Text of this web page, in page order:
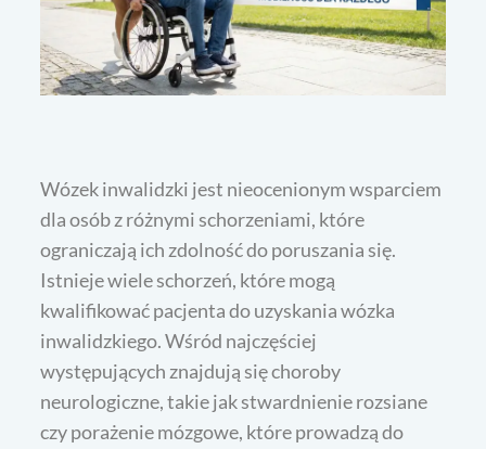
Wózek inwalidzki jest nieocenionym wsparciem
dla osób z różnymi schorzeniami, które
ograniczają ich zdolność do poruszania się.
Istnieje wiele schorzeń, które mogą
kwalifikować pacjenta do uzyskania wózka
inwalidzkiego. Wśród najczęściej
występujących znajdują się choroby
neurologiczne, takie jak stwardnienie rozsiane
czy porażenie mózgowe, które prowadzą do